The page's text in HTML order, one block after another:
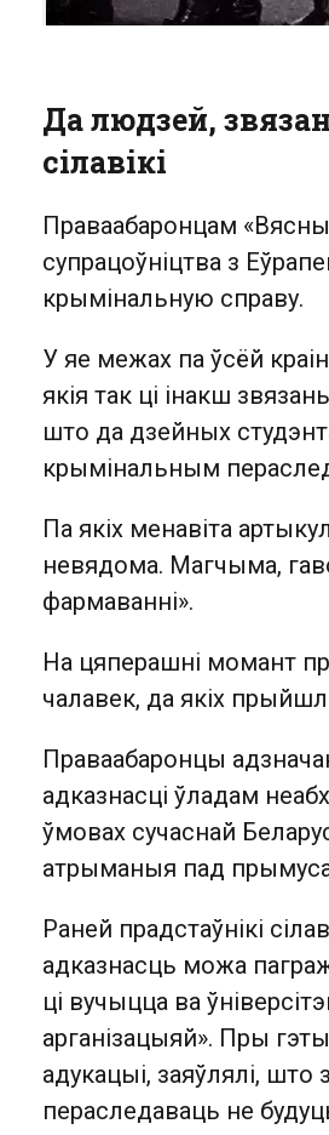
Да людзей,
сілавікі
Праваабаронцам
супрацоўніцтва з
крымінальную справу.
У яе межах па ўсёй
якія так ці інакш
што да дзейных
крымінальным
Па якіх менавіта
невядома. Магчыма,
фармаванні».
На цяперашні момант
чалавек, да якіх прыйшлі
Праваабаронцы
адказнасці ўладам
ўмовах сучаснай
атрыманыя пад
Раней прадстаўнікі
адказнасць можа
ці вучыцца ва
арганізацыяй». Пры
адукацыі, заяўлялі,
пераследаваць не